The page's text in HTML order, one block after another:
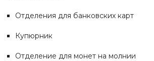
Отделения для банковских карт
Купюрник
Отделение для монет на молнии